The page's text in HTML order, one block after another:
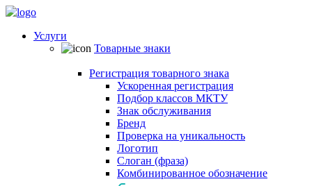
Услуги
Товарные знаки
Регистрация товарного знака
Ускоренная регистрация
Подбор классов МКТУ
Знак обслуживания
Бренд
Проверка на уникальность
Логотип
Слоган (фраза)
Комбинированное обозначение